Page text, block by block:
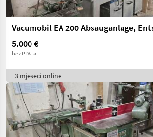
5.000 €
bez PDV-a
3 mjeseci online